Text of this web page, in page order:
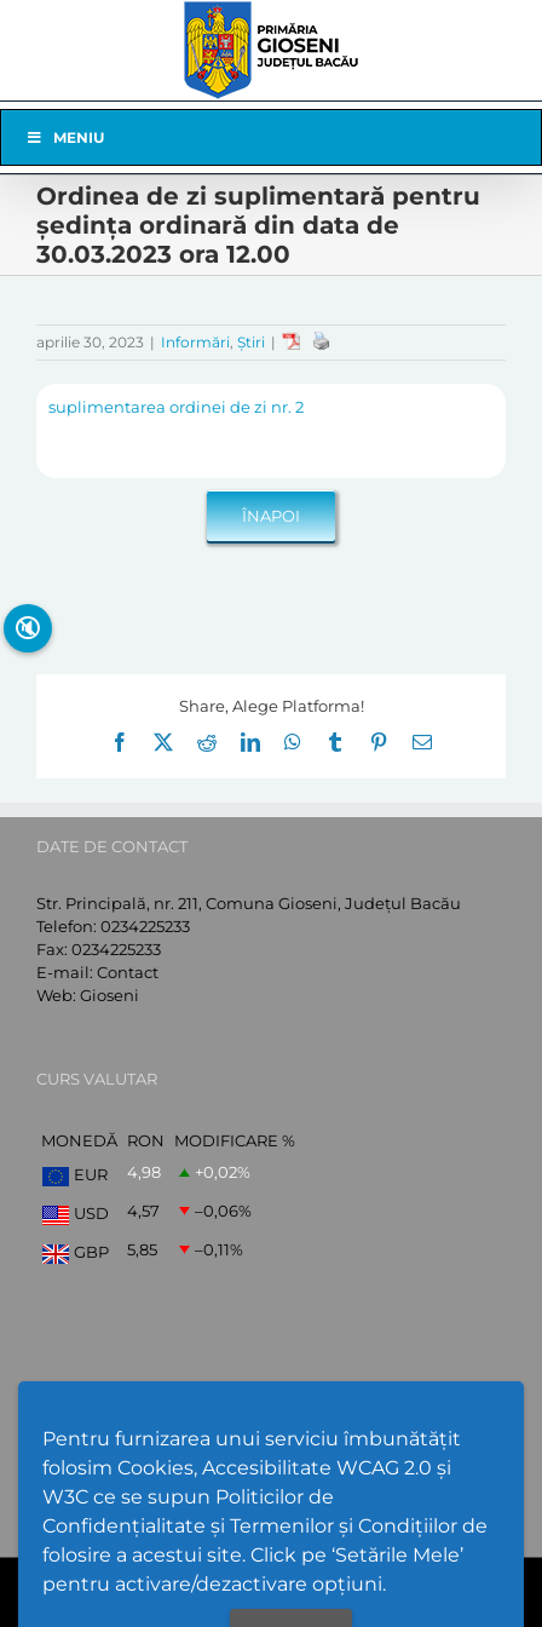
Pentru furnizarea unui serviciu îmbunătățit
folosim Cookies, Accesibilitate WCAG 2.0 și
W3C ce se supun Politicilor de
Confidențialitate și Termenilor și Condițiilor de
folosire a acestui site. Click pe ‘Setările Mele’
pentru activare/dezactivare opțiuni.
Navigation
MENIU
Ordinea de zi suplimentară pentru
ședința ordinară din data de
30.03.2023 ora 12.00
aprilie 30, 2023 | Informări, Știri |
suplimentarea ordinei de zi nr. 2
Share, Alege Platforma!
Facebook
RedditLinkedInWhatsApp
Tumblr Pinterest
E-
DATE DE CONTACT
Str. Principală, nr. 211, Comuna Gioseni, Județul Bacău
Telefon: 0234225233
Fax: 0234225233
E-mail: Contact
Web: Gioseni
CURS VALUTAR
MONEDĂ RON
MODIFICARE %
EUR
4,98 +0,02%
USD 4,57 –0,06%
GBP 5,85 –0,11%
Cod Județ 4 | Județul Bacău | Tipul UAT - 14 - C - Comună |
Codul SIRUTA al Unitații Administrativ-Teritoriale 20368 | Gioseni
🔇